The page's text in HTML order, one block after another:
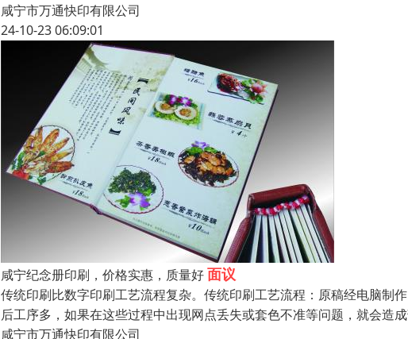
咸宁市万通快印有限公司
24-10-23 06:09:01
咸宁纪念册印刷，价格实惠，质量好面议
传统印刷比数字印刷工艺流程复杂。传统印刷工艺流程：原稿经电脑制
后工序多，如果在这些过程中出现网点丢失或套色不准等问题，就会造
咸宁市万通快印有限公司